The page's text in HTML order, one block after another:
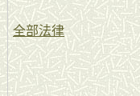
全部法律